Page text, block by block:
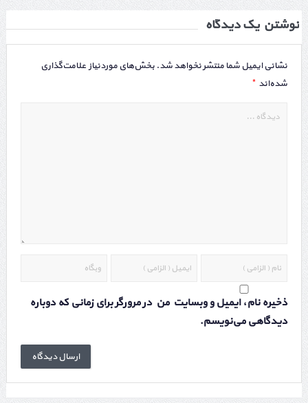
نوشتن یک دیدگاه
نشانی ایمیل شما منتشر نخواهد شد. بخش‌های موردنیاز علامت‌گذاری
شده‌اند *
ذخیره نام، ایمیل و وبسایت من در مرورگر برای زمانی که دوباره
دیدگاهی می‌نویسم.